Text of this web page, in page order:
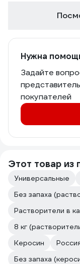
Нужна
Задайте
покупателей
Этот товар из
Универсальные
Без запаха
Растворители в
8 кг
Керосин
Без запаха